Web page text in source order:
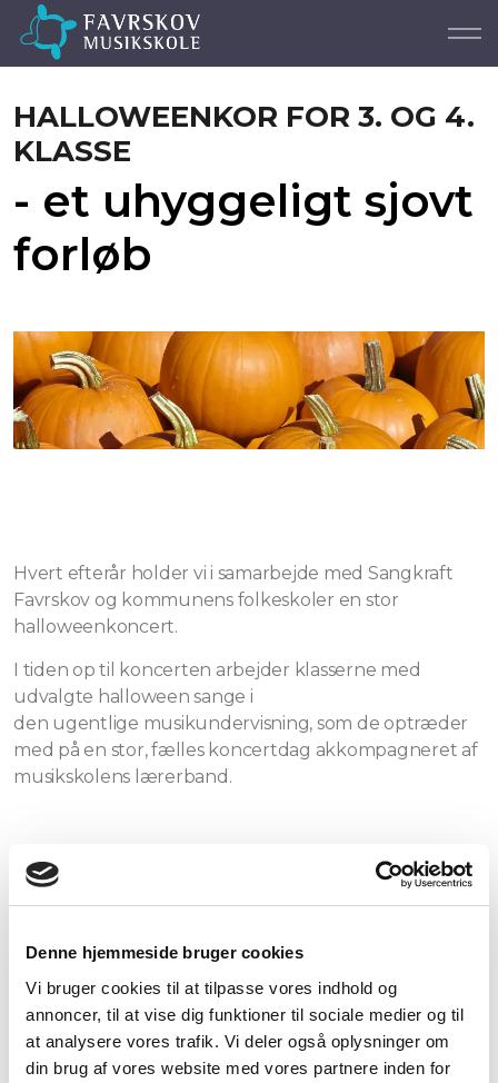
Denne hjemmeside bruger cookies
Vi bruger cookies til at tilpasse vores indhold og
annoncer, til at vise dig funktioner til sociale medier og til
at analysere vores trafik. Vi deler også oplysninger om
din brug af vores website med vores partnere inden for
HALLOWEENKOR FOR 3. OG 4.
KLASSE
- et uhyggeligt sjovt
forløb
Hvert efterår holder vi i samarbejde med Sangkraft
Favrskov og kommunens folkeskoler en stor
halloweenkoncert.
I tiden op til koncerten arbejder klasserne med
udvalgte halloween sange i
den ugentlige musikundervisning, som de optræder
med på en stor, fælles koncertdag akkompagneret af
musikskolens lærerband.
Fælles kor-
Alle klasser mødes til en fællesøvedagdagen før
På koncertdagen afholdes generalprøve hvor
eleverne øver numrene medmusikskolens
lærerband. Efterfølgende er der koncert for elever og
lærere fraskoler og/eller daginstitutioner i området.